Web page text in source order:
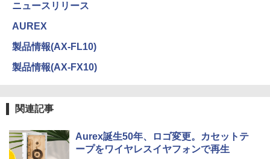
ニュースリリース
AUREX
製品情報(AX-FL10)
製品情報(AX-FX10)
関連記事
Aurex誕生50年、ロゴ変更。カセットテ
ープをワイヤレスイヤフォンで再生